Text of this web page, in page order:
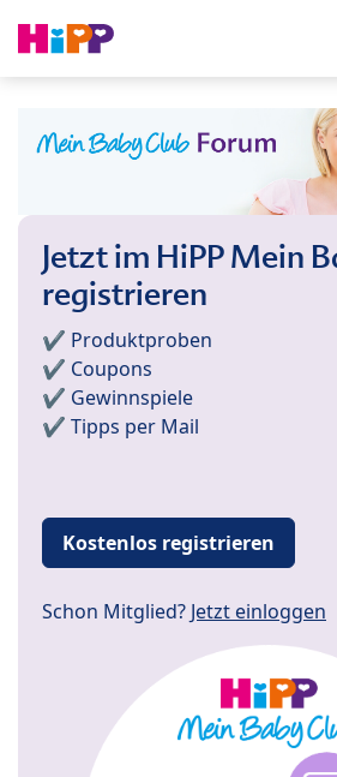
Jetzt im HiPP Mein
registrieren
✔️ Produktproben
✔️ Coupons
✔️ Gewinnspiele
✔️ Tipps per Mail
Kostenlos registrieren
Schon Mitglied? Jetzt einloggen